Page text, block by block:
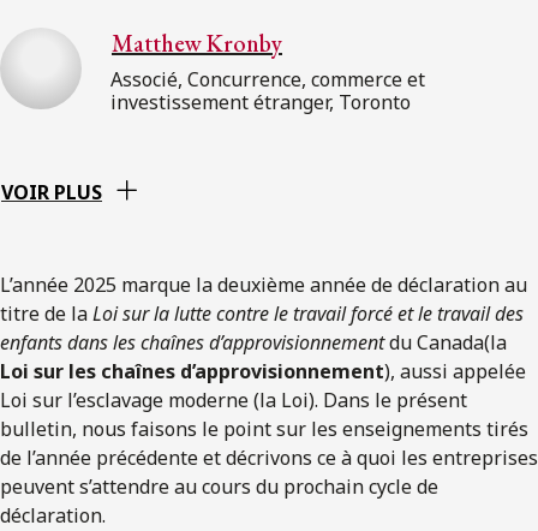
Matthew Kronby
Associé, Concurrence, commerce et
investissement étranger, Toronto
VOIR PLUS
L’année 2025 marque la deuxième année de déclaration au
titre de laLoi sur la lutte contre le travail forcé et le travail des
enfants dans les chaînes d’approvisionnementdu Canada(la
Loi sur les chaînes d’approvisionnement), aussi appelée
Loi sur l’esclavage moderne (la Loi). Dans le présent
bulletin, nous faisons le point sur les enseignements tirés
de l’année précédente et décrivons ce à quoi les entreprises
peuvent s’attendre au cours du prochain cycle de
déclaration.